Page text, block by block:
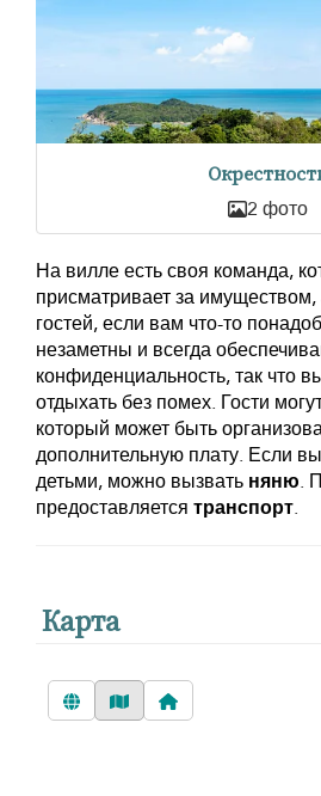
2 фото
На вилле есть своя команда,
присматривает за
гостей, если вам что-то
незаметны и всегда
конфиденциальность, так что
отдыхать без помех. Гости
который может быть
дополнительную плату. Если
детьми, можно вызвать няню.
предоставляется транспорт.
Карта